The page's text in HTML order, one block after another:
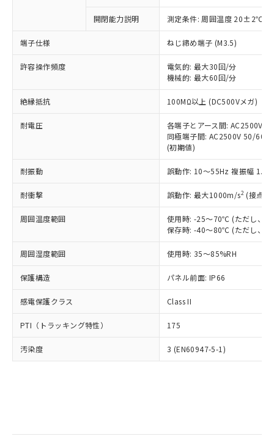
開閉能力説明 測定条件: 周囲温度 20±2℃、
端子仕様 ねじ締め端子 (M3.5)
許容操作頻度
電気的: 最大30回/分
機械的: 最大60回/分
絶縁抵抗 100MΩ以上 (DC500Vメガ)
耐電圧
各端子とアース間: AC2500V
同極端子間: AC2500V 50/
(初期値)
耐振動 誤動作: 10～55Hz 複振幅
耐衝撃 誤動作: 最大1000m/s2 (接点
周囲温度範囲
使用時: -25～70℃ (ただし、氷
保存時: -40～80℃ (ただし、氷
周囲湿度範囲 使用時: 35～85%RH
保護構造 パネル前面: IP66
感電保護クラス Class II
PTI（トラッキング特性） 175
汚染度 3 (EN60947-5-1)
以下の条件をお読みいただき、同意のうえ
本サービスは、当社制御機器事業取扱
商品の当社在庫状況および標準価格
(税抜)を提供させていただくもので
当社制御機器事業取扱商品の中には、
本サービスの対象外となる商品もある
ことをご了承ください。
在庫状況および標準価格照会結果は、
記載している更新日時点での社内デー
タに基づき作成されるものであり、閲
覧された時点での実際の在庫および標
準価格とは異なる場合があることをご
正式な納期状況および標準価格はお客
様のお取引先、またはお客様担当のオ
ムロン制御機器販売店・当社販売員に
オムロン制御機器販売店や当社販売拠
販売ネットワーク
」をご確認
ください。
在庫状況および標準価格結果を当社の
事前の承諾なく第三者に漏洩または開
示しないようお願いします。
マイパーツ機能（部品リスト作成サー
および当社の共同利用者が、当社の製
対応予定なし：EU RoHS指令（10物質）の
定はありません。
調査・確認中：EU RoHS指令（10物質）の
非含有の対応状況を調査中または確認中の
非該当品：ライセンス料など無形物で、有
害物質有無と関係のない商品です。
仕入先様の事情により、非含有部品として
いたものが、含有品と判明した場合などや
むを得ず変更することがあります。
鉛(Pb) 1000ppm以下、 水銀(Hg) 1000ppm以下、 カド
六価クロム(Cr(Ⅵ)) 1000ppm以下、ポリ臭化ビフェニル
類(PBB) 1000ppm以下、ポリ臭化ジフェニルエーテル類
(PBDE) 1000ppm以下、フタル酸ビス(2-エチルヘキシ
ル) (DEHP)(別名：DOP) 1000ppm以下、フタル酸ブチ
ルベンジル（BBP） 1000ppm以下、フタル酸ジブチル
（DBP） 1000ppm以下、フタル酸ジイソブチル
(DIBP) 1000ppm以下
但し、RoHS指令で産業用監視および制御機器に対する
フタル酸エステル類の４物質については閾値を超える意
図的な使用がないことを確認しています。
※2 対応予定月
部品在庫の切り替え状況などにより、予定
月が前後することがあります。
※1 中国RoHS○×表
「○」：最大均質材料含有率が中国RoHSの
基準値以下であることを示します。
「×」：最大均質材料含有率が中国RoHSの
基準値を超えていることを示します。
「－」：未確認です。当社販売部門へお問
Cr(Ⅵ)(六価クロム) : 1000ppm、 PBBs(ポリ臭化ビフェ
ニル類) : 1000ppm、 PBDEs(ポリ臭化ジフェニルエーテ
ル類) : 1000ppm、
DBP(フタル酸ジブチル) : 1000ppm、 DIBP(フタル酸ジ
イソブチル) : 1000ppm、 BBP(フタル酸ブチルベンジ
ル) : 1000ppm、
※2 環境保護使用期限
「ｅ」：有害物質（10物質）のすべてが基
準値以下であることを示します。
「10」：通常の使用状況下において有害物
質が外部に漏えいし、環境に深刻な影響を
当社は、これら貴社製品のうち、外国
為替および外国貿易法に定める商品
（以下｢規制貨物等」という）を輸出
または国外への提供する場合は、日本
国政府の輸出許可(または役務取引許
可)を取得するなどの必要な手続きを
当社は規制貨物を破棄する場合は、完
全に破砕するなど、違法に輸出されな
いよう必要な手段を講じます。
当社は貴社製品を、核兵器、ミサイ
ル、化学兵器、生物兵器またはその他
武器並びにこれらの製造装置等に一切
使用いたしません。
当社は、貴社製品を第三者に販売する
場合は、上記1、2および3の内容を当
該第三者に通知します。また当社は、
販売先および販売に係わる関係者が違
法に輸出するおそれがある場合は、取
○ 一定数以上の在庫あり
一定数には満たないが在庫あり
在庫なし(最新の在庫状況につ
いては、お客様のお取引先、ま
たはお客様担当のオムロン制御
機器販売店・当社販売員にご確
認ください)
受注生産機種、また在庫状況の